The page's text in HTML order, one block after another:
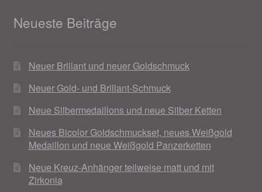
Neueste Beiträge
Neuer Brillant und neuer Goldschmuck
Neuer Gold- und Brillant-Schmuck
Neue Silbermedaillons und neue Silber Ketten
Neues Bicolor Goldschmuckset, neues Weißgold
Medaillon und neue Weißgold Panzerketten
Neue Kreuz-Anhänger teilweise matt und mit
Zirkonia